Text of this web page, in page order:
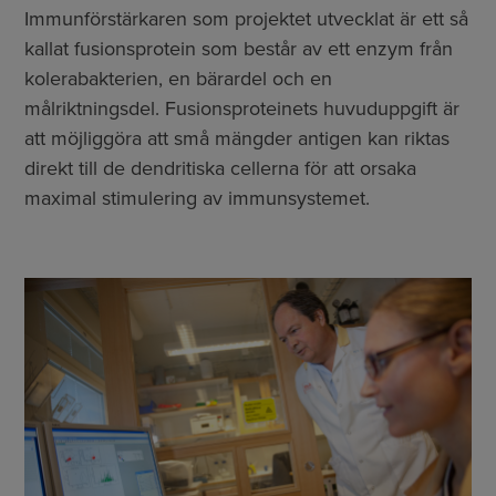
Immunförstärkaren som projektet utvecklat är ett så
kallat fusionsprotein som består av ett enzym från
kolerabakterien, en bärardel och en
målriktningsdel. Fusionsproteinets huvuduppgift är
att möjliggöra att små mängder antigen kan riktas
direkt till de dendritiska cellerna för att orsaka
maximal stimulering av immunsystemet.